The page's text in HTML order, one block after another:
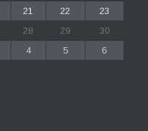
21 22
23
28 29
30
4 5 6